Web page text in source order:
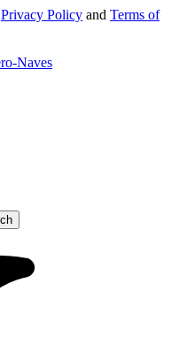
Privacy Policy and Terms of